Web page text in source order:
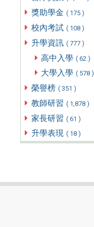
獎助學金 ( 175 )
校內考試 ( 108 )
升學資訊 ( 777 )
高中入學 ( 62 )
大學入學 ( 578 )
榮譽榜 ( 351 )
教師研習 ( 1,878 )
家長研習 ( 61 )
升學表現 ( 18 )